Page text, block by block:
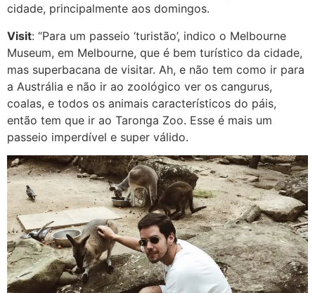
cidade, principalmente aos domingos.
Visit: “Para um passeio ‘turistão’, indico o Melbourne
Museum, em Melbourne, que é bem turístico da cidade,
mas superbacana de visitar. Ah, e não tem como ir para
a Austrália e não ir ao zoológico ver os cangurus,
coalas, e todos os animais característicos do páis,
então tem que ir ao Taronga Zoo. Esse é mais um
passeio imperdível e super válido.